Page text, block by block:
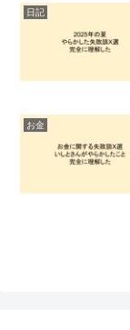
日記
お金